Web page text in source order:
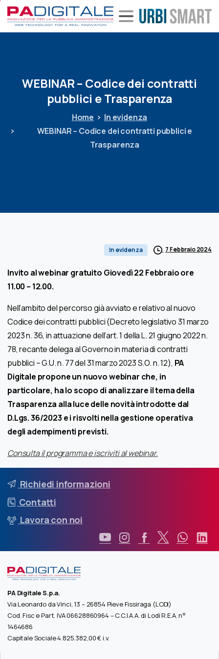
WEBINAR– Codicedei contratti
pubblici eTrasparenza
Home
In evidenza
WEBINAR – Codice dei contratti pubblici e
Trasparenza
In evidenza 7 Febbraio 2024
Invito al webinar gratuito Giovedì 22 Febbraio ore
11.00 – 12.00.
Nell’ambito del percorso già avviato e relativo al nuovo
Codice dei contratti pubblici (Decreto legislativo 31 marzo
2023 n. 36, in attuazione dell’art. 1 della L. 21 giugno 2022 n.
78, recante delega al Governo in materia di contratti
pubblici – G.U. n. 77 del 31 marzo 2023 S.O. n. 12), PA
Digitale propone un nuovo webinar che, in
particolare, ha lo scopo di analizzare il tema della
Trasparenza alla luce delle novità introdotte dal
D.Lgs. 36/2023 e i risvolti nella gestione operativa
degli adempimenti previsti.
Consulta il programma e iscriviti al webinar.
Richiedi informazioni
Contatti
Lavora con noi
PA Digitale S.p.a.
Via Leonardo da Vinci, 13 – 26854 Pieve Fissiraga (LODI)
Cod. Fisc e Part. IVA 06628860964 – C.C.I.A.A. di Lodi R.E.A. n°
1464686
Capitale Sociale 4.825.382,00 € i.v.